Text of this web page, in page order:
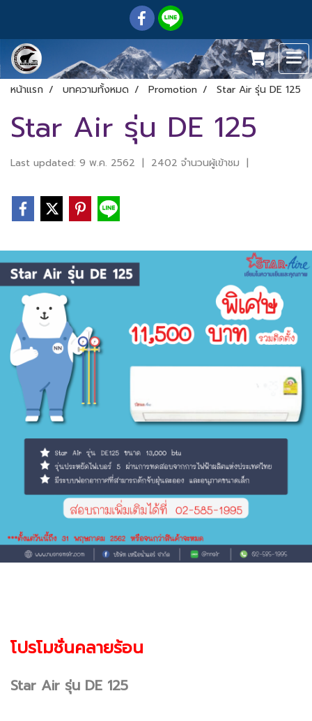
หน้าแรก บทความทั้งหมด Promotion Star Air รุ่น DE 125
Star Air รุ่น DE 125
Last updated: 9 พ.ค. 2562 | 2402 จำนวนผู้เข้าชม |
โปรโมชั่นคลายร้อน
Star Air รุ่น DE 125